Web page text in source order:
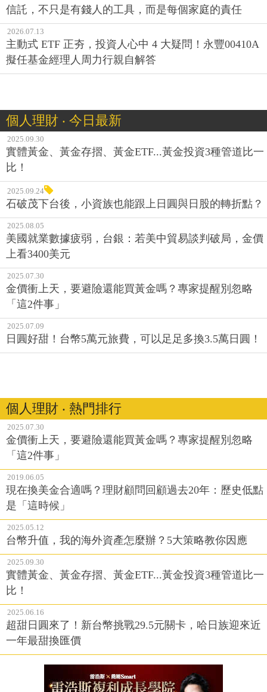
信託，不只是有錢人的工具，而是每個家庭的責任
2026.07.13
主動式 ETF 正夯，投資人心中 4 大疑問！永豐00410A
擬任基金經理人周力行親自解答
個人理財 ‧ 今日最新
2025.09.30
實體黃金、黃金存摺、黃金ETF...黃金投資3種管道比一
比！
2025.09.24
石破茂下台後，小資族也能跟上日圓與日股的轉折點？
2025.08.05
美國就業數據疲弱，台銀：若美中貿易談判破局，金價
上看3400美元
2025.07.30
金價衝上天，要避險還能買黃金嗎？專家提醒別忽略
「這2件事」
2025.07.09
日圓好甜！台幣5萬元旅費，可以足足多換3.5萬日圓！
個人理財 ‧ 熱門排行
2025.07.30
金價衝上天，要避險還能買黃金嗎？專家提醒別忽略
「這2件事」
2019.06.05
現在換美金合適嗎？理財顧問回顧過去20年：歷史低點
是「這時候」
2025.05.12
台幣升值，我的海外資產怎麼辦？5大策略教你因應
2025.09.30
實體黃金、黃金存摺、黃金ETF...黃金投資3種管道比一
比！
2025.06.16
超甜日圓來了！新台幣挑戰29.5元關卡，哈日族迎來近
一年最甜換匯價